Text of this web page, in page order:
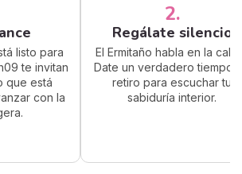
listo para
te invitan
que está
con la
2.
Regálate silencio
El Ermitaño habla en la
Date un verdadero tiempo
retiro para escuchar tu
sabiduría interior.